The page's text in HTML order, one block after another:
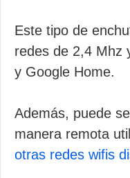
Este tipo de
redes de 2,4 Mhz
y Google Home.
Además, puede
manera remota
otras redes wifis